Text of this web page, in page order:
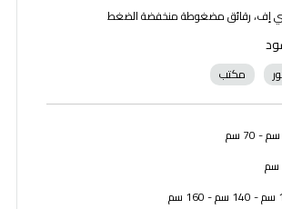
إف، رقائق مضغوطة منخفضة الضغط
مكتب